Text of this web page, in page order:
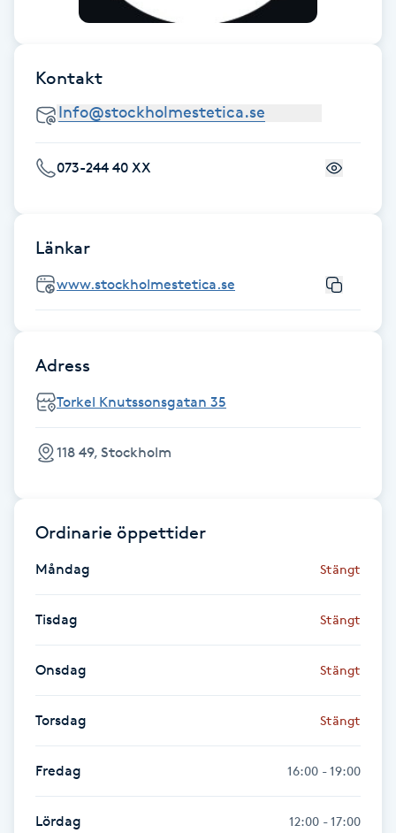
Gellack med förstärkning
Gravidmassage
Hatha Yoga
Headspa
Healing
Herrklippning
HIFU
Huduppstramning
Hudvård
Kontakt
073-244 40 XX
Länkar
www.stockholmestetica.se
Adress
Torkel Knutssonsgatan 35
118 49, Stockholm
Ordinarie öppettider
Måndag Stängt
Tisdag Stängt
Onsdag Stängt
Torsdag Stängt
Fredag 16:00 - 19:00
Lördag 12:00 - 17:00